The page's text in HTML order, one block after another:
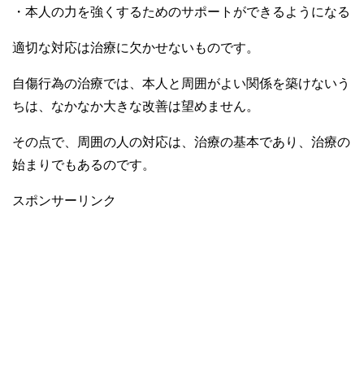
・本人の力を強くするためのサポートができるようになる
適切な対応は治療に欠かせないものです。
自傷行為の治療では、本人と周囲がよい関係を築けないう
ちは、なかなか大きな改善は望めません。
その点で、周囲の人の対応は、治療の基本であり、治療の
始まりでもあるのです。
スポンサーリンク